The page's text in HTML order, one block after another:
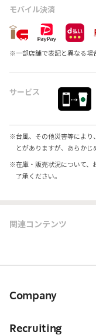
モバイル決済
※一部店舗で表記と異なる場
サービス
※台風、その他災害等により
とがありますが、あらかじ
※在庫・販売状況について
了承ください。
関連コンテンツ
Company
Recruiting